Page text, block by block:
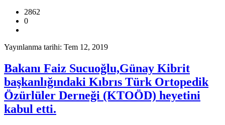
2862
0
Yayınlanma tarihi: Tem 12, 2019
Bakanı Faiz Sucuoğlu,Günay Kibrit
başkanlığındaki Kıbrıs Türk Ortopedik
Özürlüler Derneği (KTOÖD) heyetini
kabul etti.